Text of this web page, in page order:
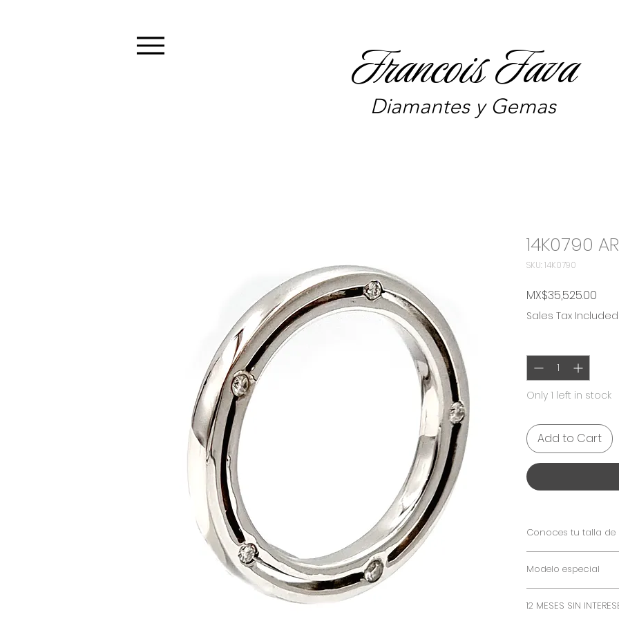
Diamantes y Gemas
Francois Fava
14K0790
SKU: 14K0790
MX$35,525.00Price
Sales Tax Included
Only 1 left in stock
Add to Cart
Conoces tu talla de
Modelo especial
en oro de 10 ó 18k
12 MESES SIN